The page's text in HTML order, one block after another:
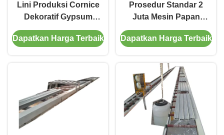
Lini Produksi Cornice
Dekoratif Gypsum
Dengan Berbagai Jenis
Pola
Dapatkan Harga Terbaik
Prosedur Standar 2
Juta Mesin Papan
Gipsum / Mesin
Pembuat Blok Gipsum
Dapatkan Harga Terbaik